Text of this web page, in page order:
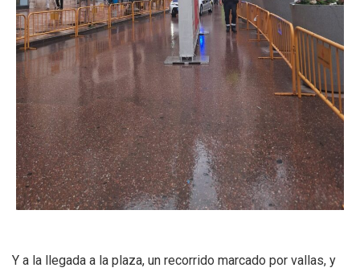
Y a la llegada a la plaza, un recorrido marcado por vallas, y